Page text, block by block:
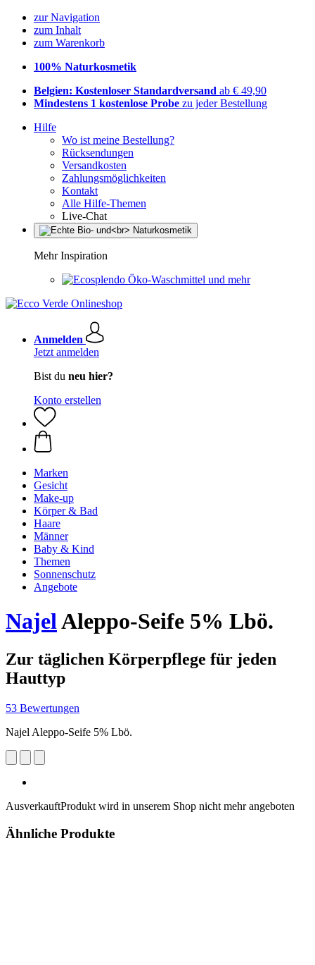
zur Navigation
zum Inhalt
zum Warenkorb
100% Naturkosmetik
Belgien: Kostenloser Standardversand ab € 49,90
Mindestens 1 kostenlose Probe zu jeder Bestellung
Hilfe
Wo ist meine Bestellung?
Rücksendungen
Versandkosten
Zahlungsmöglichkeiten
Kontakt
Alle Hilfe-Themen
Live-Chat
Mehr Inspiration
Öko-Waschmittel und mehr
Anmelden
Jetzt anmelden
Bist du neu hier?
Konto erstellen
Marken
Gesicht
Make-up
Körper & Bad
Haare
Männer
Baby & Kind
Themen
Sonnenschutz
Angebote
NajelAleppo-Seife 5% Lbö.
Zur täglichen Körperpflege für jeden
Hauttyp
53 Bewertungen
Najel Aleppo-Seife 5% Lbö.
AusverkauftProdukt wird in unserem Shop nicht mehr angeboten
Ähnliche Produkte